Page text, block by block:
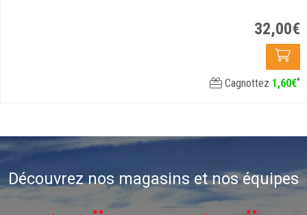
32,00€
Cagnottez 1,60€*
Découvrez nos magasins et nos équipes